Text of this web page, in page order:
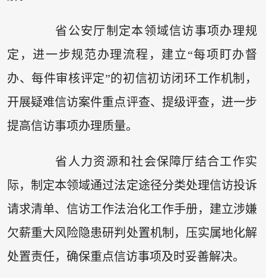
省公安厅制定本领域信访事项办理规
定，进一步规范办理流程，建立“每项盯办督
办、每件审核评定”的初信初访闭环工作机制，
开展疑难信访案件重点评查、提级评查，进一步
提高信访事项办理质量。
省人力资源和社会保障厅结合工作实
际，制定本领域通过法定途径分类处理信访投诉
请求清单、信访工作法治化工作手册，建立涉嫌
欠薪重大风险隐患研判处置机制，压实属地化解
处置责任，确保重点信访事项及时妥善解决。